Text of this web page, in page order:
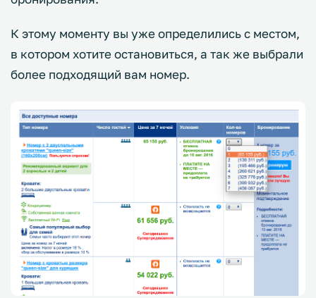
К этому моменту вы уже определились с местом,
в котором хотите остановиться, а так же выбрали
более подходящий вам номер.